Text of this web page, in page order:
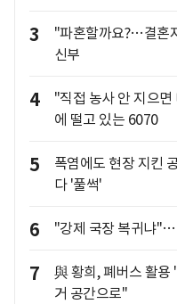
3
"파혼할까요?…결혼
신부
4
"직접 농사 안 지으
에 떨고 있는 6070
5
폭염에도 현장 지킨
다 '풀썩'
6 "강제 국장 복귀냐"…
7
與 황희, 폐버스 활
거 공간으로"